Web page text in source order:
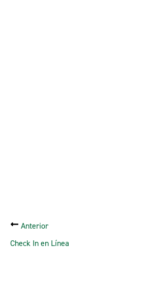
Anterior
Check In en Línea